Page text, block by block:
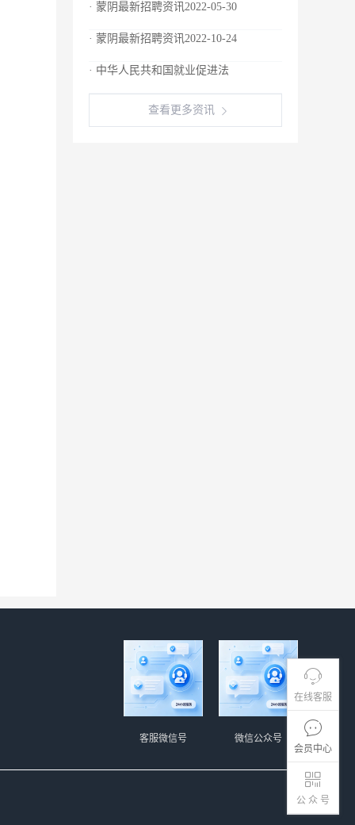
在线客服
会员中心
公 众 号
· 蒙阴最新招聘资讯2022-05-30
· 蒙阴最新招聘资讯2022-10-24
· 中华人民共和国就业促进法
查看更多资讯
微信公众号
客服微信号